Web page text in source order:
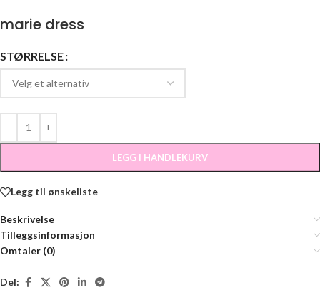
marie dress
STØRRELSE
LEGG I HANDLEKURV
Legg til ønskeliste
Beskrivelse
Tilleggsinformasjon
Omtaler (0)
Del: